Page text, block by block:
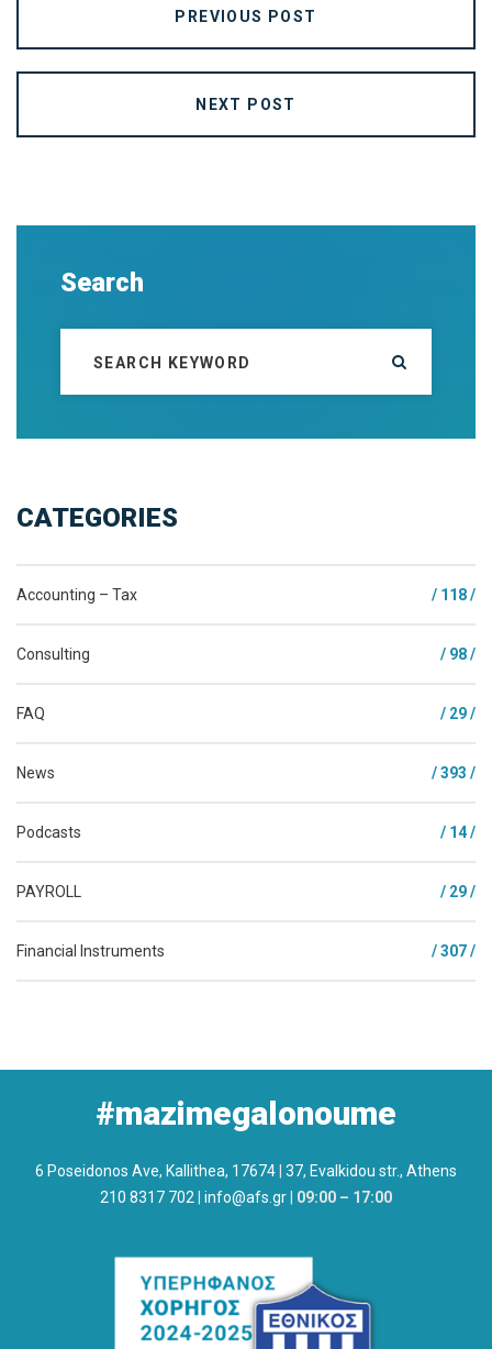
PREVIOUS POST
NEXT POST
Search
CATEGORIES
Accounting – Tax / 118 /
Consulting / 98 /
FAQ / 29 /
News / 393 /
Podcasts / 14 /
PAYROLL / 29 /
Financial Instruments / 307 /
#mazimegalonoume
6 Poseidonos Ave, Kallithea, 17674 37, Evalkidou str., Athens
210 8317 702
info@afs.gr 09:00 – 17:00